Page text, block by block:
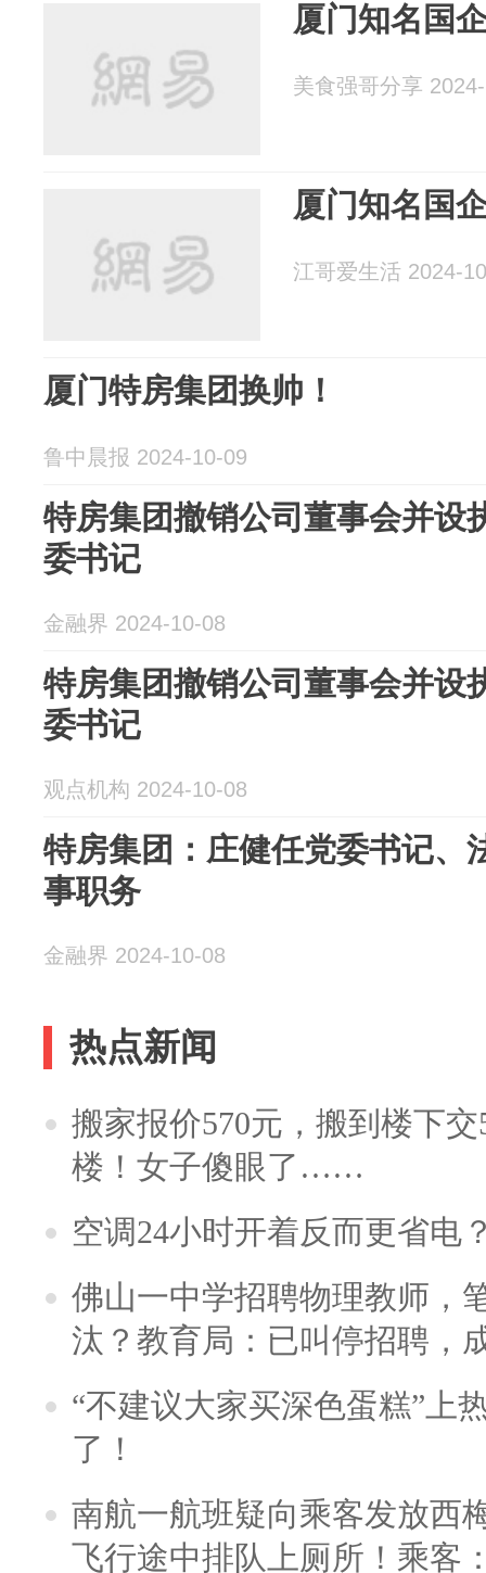
厦门知名国
美食强哥分享
厦门知名国
江哥爱生活 2024-
厦门特房集团换帅！
鲁中晨报 2024-10-09
特房集团撤销公司董事会并设
委书记
金融界 2024-10-08
特房集团撤销公司董事会并设
委书记
观点机构 2024-10-08
特房集团：庄健任党委书记、
事职务
金融界 2024-10-08
热点新闻
搬家报价570元，搬到楼下
楼！女子傻眼了……
空调24小时开着反而更省电
佛山一中学招聘物理教师，
汰？教育局：已叫停招聘，
“不建议大家买深色蛋糕”上
了！
南航一航班疑向乘客发放西
飞行途中排队上厕所！乘客